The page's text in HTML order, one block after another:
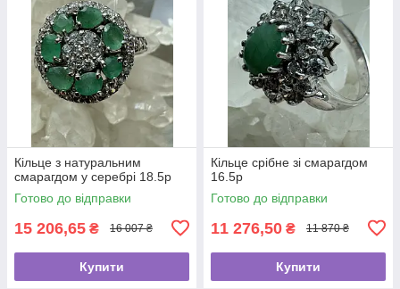
Кільце з натуральним
смарагдом у серебрі 18.5p
Готово до відправки
15 206,65 ₴ 16 007 ₴
Купити
Кільце срібне зі смарагдом
16.5p
Готово до відправки
11 276,50 ₴ 11 870 ₴
Купити